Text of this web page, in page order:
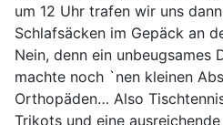
um 12 Uhr trafen wir uns
Schlafsäcken im Gepäck an
Nein, denn ein unbeugsames
machte noch `nen kleinen
Orthopäden… Also
Trikots und eine